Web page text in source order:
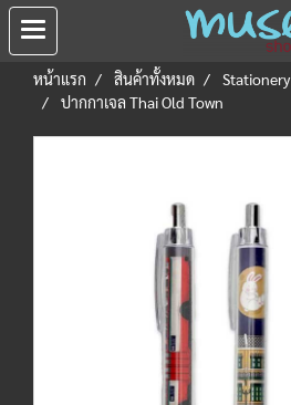
หน้าแรก สินค้าทั้งหมด Stationery
ปากกาเจล Thai Old Town